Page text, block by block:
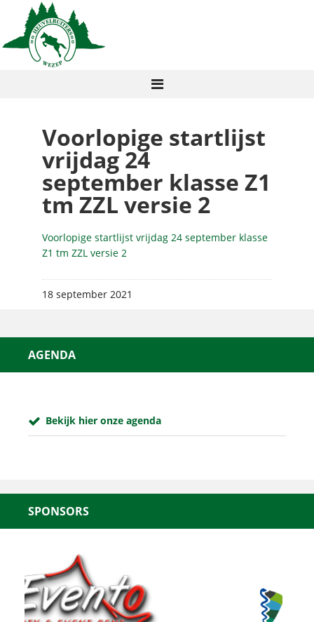
Voorlopige startlijst
vrijdag 24
september klasse Z1
tm ZZL versie 2
Voorlopige startlijst vrijdag 24 september klasse
Z1 tm ZZL versie 2
18 september 2021
AGENDA
Bekijk hier onze agenda
SPONSORS